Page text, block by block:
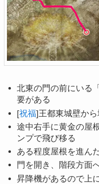
北東の門の前にいる
要がある
[祝福]王都東城壁か
途中右手に黄金の屋
ンプで飛び移る
ある程度屋根を進ん
門を開き、階段方面
昇降機があるので上